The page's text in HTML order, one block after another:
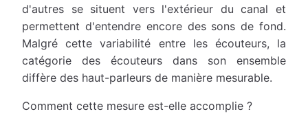
d'autres se situent vers l'extérieur du canal et
permettent d'entendre encore des sons de fond.
Malgré cette variabilité entre les écouteurs, la
catégorie des écouteurs dans son ensemble
diffère des haut-parleurs de manière mesurable.
Comment cette mesure est-elle accomplie ?